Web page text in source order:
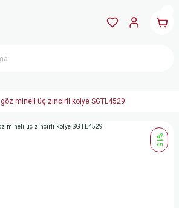
göz mineli üç zincirli kolye SGTL4529
%15